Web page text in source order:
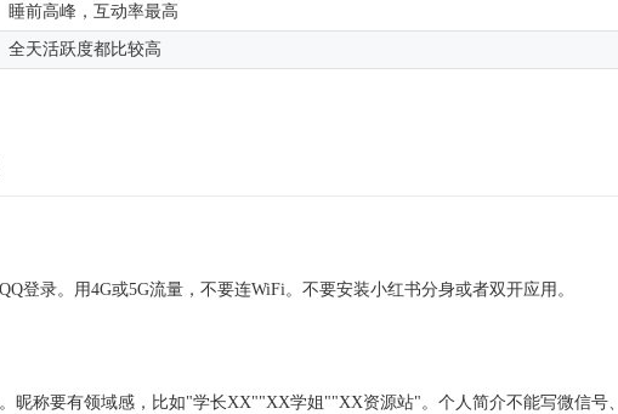
睡前高峰，互动率最高
全天活跃度都比较高
登录。用4G或5G流量，不要连WiFi。不要安装小红书分身或者双开应用。
昵称要有领域感，比如"学长XX""XX学姐""XX资源站"。个人简介不能写微信号、